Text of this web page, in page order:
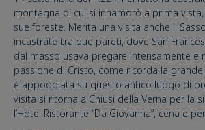
montagna di cui si innamorò a prima
sue foreste. Merita una visita anche il
incastrato tra due pareti, dove San
dal masso usava pregare intensamente e
passione di Cristo, come ricorda la
è appoggiata su questo antico luogo di
visita si ritorna a Chiusi della Verna per la
l’Hotel Ristorante “Da Giovanna”, cena e